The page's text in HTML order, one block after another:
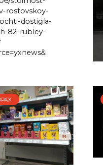
rostovskoy-
dostigla-
82-rubley-